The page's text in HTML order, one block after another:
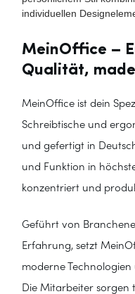
individuellen
MeinOffice –
Qualität,
MeinOffice ist dein
Schreibtische und
und gefertigt in
und Funktion in
konzentriert und
Geführt von
Erfahrung, setzt
moderne
Die Mitarbeiter sorgen